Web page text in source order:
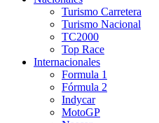
Turismo Carretera
Turismo Nacional
TC2000
Top Race
Internacionales
Formula 1
Fórmula 2
Indycar
MotoGP